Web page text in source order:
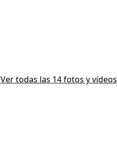
Ver todas las 14 fotos y vídeos